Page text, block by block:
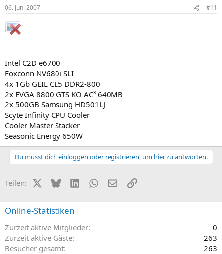
06. Juni 2007 #11
Intel C2D e6700
Foxconn NV680i SLI
4x 1Gb GEIL CL5 DDR2-800
2x EVGA 8800 GTS KO AC³ 640MB
2x 500GB Samsung HD501LJ
Scyte Infinity CPU Cooler
Cooler Master Stacker
Seasonic Energy 650W
Du musst dich einloggen oder registrieren, um hier zu antworten.
Teilen: X (Twitter)
BlueskyLinkedInWhatsApp
E-MailLink
Online-Statistiken
Zurzeit aktive Mitglieder
0
Zurzeit aktive Gäste
263
Besucher gesamt
263